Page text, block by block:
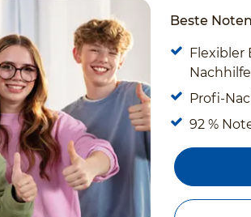
Beste
Flexibler
Profi-
92 %